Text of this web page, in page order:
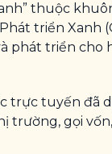
thuộc
triển
triển cho
tuyến đã
gọi